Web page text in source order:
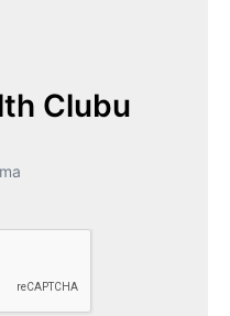
Clubu